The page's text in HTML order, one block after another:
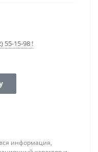
55-15-98 !
информация,